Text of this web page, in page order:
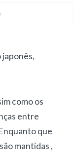
japonês,
como os
entre
que
mantidas ,